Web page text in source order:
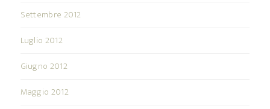
Settembre 2012
Luglio 2012
Giugno 2012
Maggio 2012